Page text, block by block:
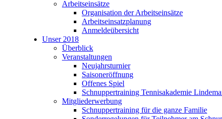
Arbeitseinsätze
Organisation der Arbeitseinsätze
Arbeitseinsatzplanung
Anmeldeübersicht
Unser 2018
Überblick
Veranstaltungen
Neujahrsturnier
Saisoneröffnung
Offenes Spiel
Schnuppertraining Tennisakademie
Mitgliederwerbung
Schnuppertraining für die ganze Familie